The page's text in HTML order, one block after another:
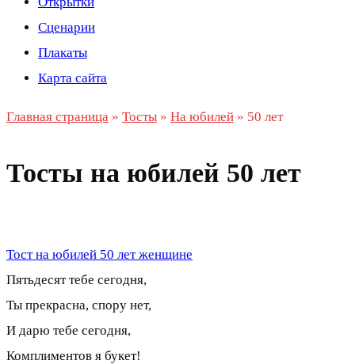
Сценарии
Плакаты
Карта сайта
Главная страница » Тосты » На юбилей » 50 лет
Тосты на юбилей 50 лет
Тост на юбилей 50 лет женщине
Пятьдесят тебе сегодня,
Ты прекрасна, спору нет,
И дарю тебе сегодня,
Комплиментов я букет!